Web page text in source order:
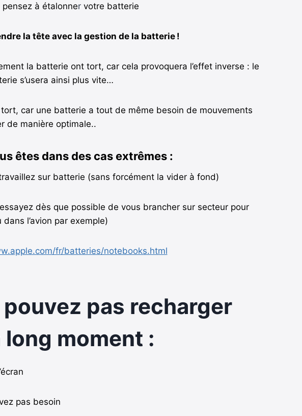
pensez à étalonnervotre batterie
la tête avec la gestion de la batterie !
la batterie ont tort, car cela provoquera l’effet inverse : le
s’usera ainsi plus vite…
tort, car une batterie a tout de même besoin de mouvements
de manière optimale..
êtes dans des cas extrêmes :
sur batterie (sans forcément la vider à fond)
dès que possible de vous brancher sur secteur pour
l’avion par exemple)
fr/batteries/notebooks.html
pas recharger
moment :
pas besoin